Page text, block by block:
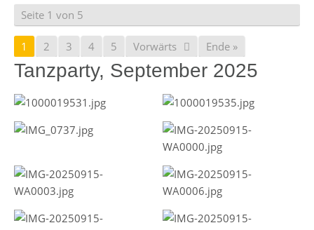
Seite 1 von 5
1 2 3 4 5 Vorwärts Ende »
Tanzparty, September 2025